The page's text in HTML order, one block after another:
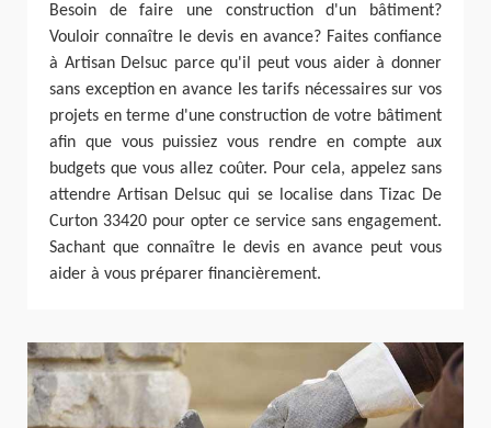
Besoin de faire une construction d'un bâtiment?
Vouloir connaître le devis en avance? Faites confiance
à Artisan Delsuc parce qu'il peut vous aider à donner
sans exception en avance les tarifs nécessaires sur vos
projets en terme d'une construction de votre bâtiment
afin que vous puissiez vous rendre en compte aux
budgets que vous allez coûter. Pour cela, appelez sans
attendre Artisan Delsuc qui se localise dans Tizac De
Curton 33420 pour opter ce service sans engagement.
Sachant que connaître le devis en avance peut vous
aider à vous préparer financièrement.